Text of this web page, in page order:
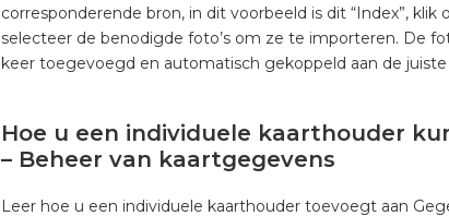
corresponderende bron, in dit voorbeeld is dit “Index”, klik
selecteer de benodigde foto’s om ze te importeren. De
keer toegevoegd en automatisch gekoppeld aan de
Hoe u een individuele kaarthouder
– Beheer van kaartgegevens
Leer hoe u een individuele kaarthouder toevoegt aan